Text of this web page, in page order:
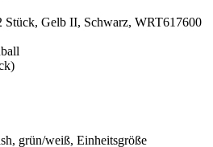
Stück, Gelb II, Schwarz, WRT617600